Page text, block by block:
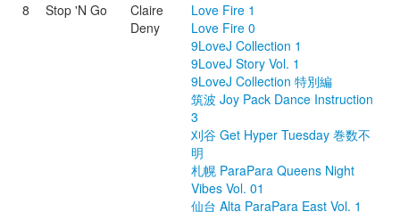
8
Stop 'N Go
Claire
Deny
Love Fire 1
Love Fire 0
9LoveJ Collection 1
9LoveJ Story Vol. 1
9LoveJ Collection 特別編
筑波 Joy Pack Dance Instruction
3
刈谷 Get Hyper Tuesday 巻数不
明
札幌 ParaPara Queens Night
Vibes Vol. 01
仙台 Alta ParaPara East Vol. 1